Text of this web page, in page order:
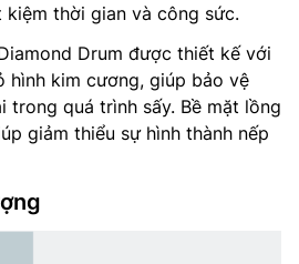
kiệm thời gian và công sức.
Drum được thiết kế với
hình kim cương, giúp bảo vệ
trong quá trình sấy. Bề mặt lồng
giảm thiểu sự hình thành nếp